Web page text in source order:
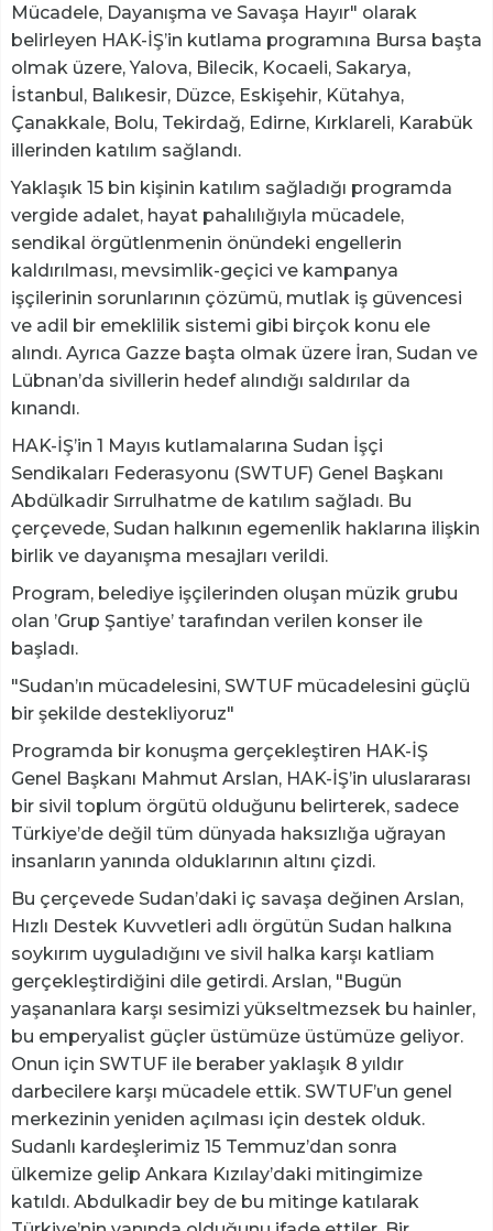
Mücadele, Dayanışma ve Savaşa Hayır" olarak
belirleyen HAK-İŞ’in kutlama programına Bursa başta
olmak üzere, Yalova, Bilecik, Kocaeli, Sakarya,
İstanbul, Balıkesir, Düzce, Eskişehir, Kütahya,
Çanakkale, Bolu, Tekirdağ, Edirne, Kırklareli, Karabük
illerinden katılım sağlandı.
Yaklaşık 15 bin kişinin katılım sağladığı programda
vergide adalet, hayat pahalılığıyla mücadele,
sendikal örgütlenmenin önündeki engellerin
kaldırılması, mevsimlik-geçici ve kampanya
işçilerinin sorunlarının çözümü, mutlak iş güvencesi
ve adil bir emeklilik sistemi gibi birçok konu ele
alındı. Ayrıca Gazze başta olmak üzere İran, Sudan ve
Lübnan’da sivillerin hedef alındığı saldırılar da
kınandı.
HAK-İŞ’in 1 Mayıs kutlamalarına Sudan İşçi
Sendikaları Federasyonu (SWTUF) Genel Başkanı
Abdülkadir Sırrulhatme de katılım sağladı. Bu
çerçevede, Sudan halkının egemenlik haklarına ilişkin
birlik ve dayanışma mesajları verildi.
Program, belediye işçilerinden oluşan müzik grubu
olan ’Grup Şantiye’ tarafından verilen konser ile
başladı.
"Sudan’ın mücadelesini, SWTUF mücadelesini güçlü
bir şekilde destekliyoruz"
Programda bir konuşma gerçekleştiren HAK-İŞ
Genel Başkanı Mahmut Arslan, HAK-İŞ’in uluslararası
bir sivil toplum örgütü olduğunu belirterek, sadece
Türkiye’de değil tüm dünyada haksızlığa uğrayan
insanların yanında olduklarının altını çizdi.
Bu çerçevede Sudan’daki iç savaşa değinen Arslan,
Hızlı Destek Kuvvetleri adlı örgütün Sudan halkına
soykırım uyguladığını ve sivil halka karşı katliam
gerçekleştirdiğini dile getirdi. Arslan, "Bugün
yaşananlara karşı sesimizi yükseltmezsek bu hainler,
bu emperyalist güçler üstümüze üstümüze geliyor.
Onun için SWTUF ile beraber yaklaşık 8 yıldır
darbecilere karşı mücadele ettik. SWTUF’un genel
merkezinin yeniden açılması için destek olduk.
Sudanlı kardeşlerimiz 15 Temmuz’dan sonra
ülkemize gelip Ankara Kızılay’daki mitingimize
katıldı. Abdulkadir bey de bu mitinge katılarak